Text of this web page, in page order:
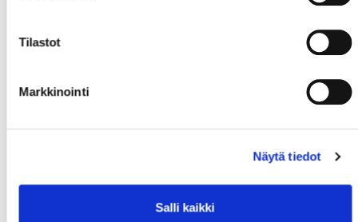
Tilastot
Markkinointi
Näytä tiedot
Salli kaikki